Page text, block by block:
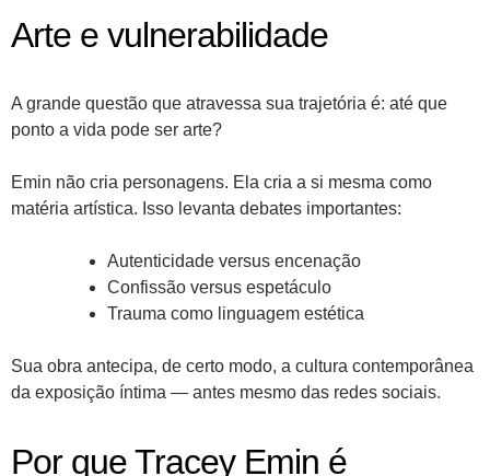
Arte e vulnerabilidade
A grande questão que atravessa sua trajetória é: até que
ponto a vida pode ser arte?
Emin não cria personagens. Ela cria a si mesma como
matéria artística. Isso levanta debates importantes:
Autenticidade versus encenação
Confissão versus espetáculo
Trauma como linguagem estética
Sua obra antecipa, de certo modo, a cultura contemporânea
da exposição íntima — antes mesmo das redes sociais.
Por que Tracey Emin é